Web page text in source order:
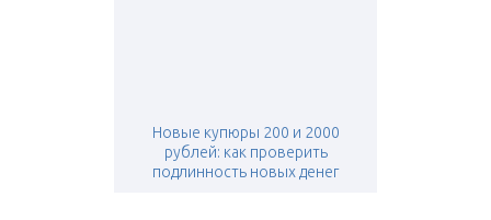
Новые купюры 200 и 2000
рублей: как проверить
подлинность новых денег